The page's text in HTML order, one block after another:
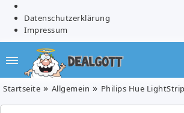
Datenschutzerklärung
Impressum
Startseite Allgemein Philips Hue LightStrip Plus Starter Set mit Google Home Mini für 99€ (+